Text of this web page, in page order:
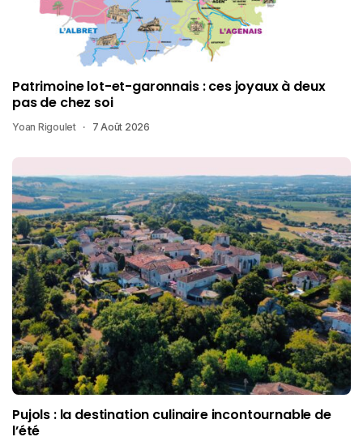
Patrimoine lot-et-garonnais : ces joyaux à deux
pas de chez soi
Yoan Rigoulet 7 Août 2026
Pujols : la destination culinaire incontournable de
l’été